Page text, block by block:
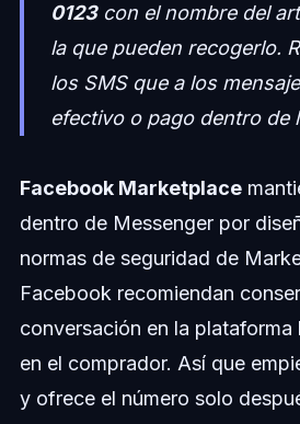
0123con el nombre del
la que pueden recogerlo.
los SMS que a los
efectivo o pago dentro de
Facebook Marketplace
dentro de Messenger por
normas de seguridad de
Facebook recomiendan
conversación en la
en el comprador. Así que
y ofrece el número solo